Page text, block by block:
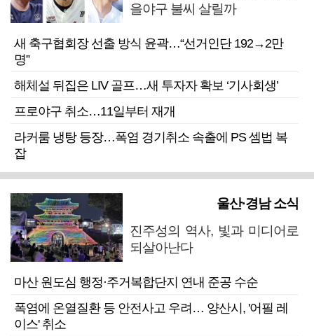
을야구 불씨 살릴까
새 축구협회장 선출 방식 윤곽…“선거인단 192→2만
명”
해체설 뒤집은 LIV 골프…새 투자자 확보 ‘기사회생’
프로야구 취소…11일부터 재개
라커룸 냉탕 등장…폭염 경기취소 속출에 PS 셈법 복
잡
울산·경남 소식
진주성의 역사, 빛과 미디어로
되살아난다
마산 원도심 행정·주거복합단지 연내 준공 수순
폭염에 온열질환 등 안전사고 우려… 양산시, '어필 레
이스' 취소